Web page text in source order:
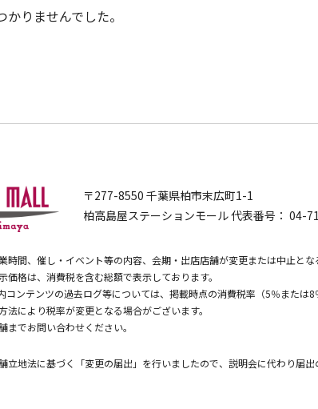
かりませんでした。
〒277-8550 千葉県柏市末広町1-1
柏高島屋ステーションモール 代表番号： 04-
時間、催し・イベント等の内容、会期・出店店舗が変更または中止とな
価格は、消費税を含む総額で表示しております。
コンテンツの過去ログ等については、掲載時点の消費税率（5％または
法により税率が変更となる場合がございます。
までお問い合わせください。
立地法に基づく「変更の届出」を行いましたので、説明会に代わり届出